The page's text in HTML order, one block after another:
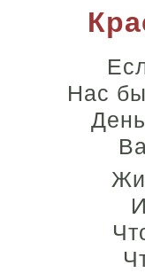
Нас